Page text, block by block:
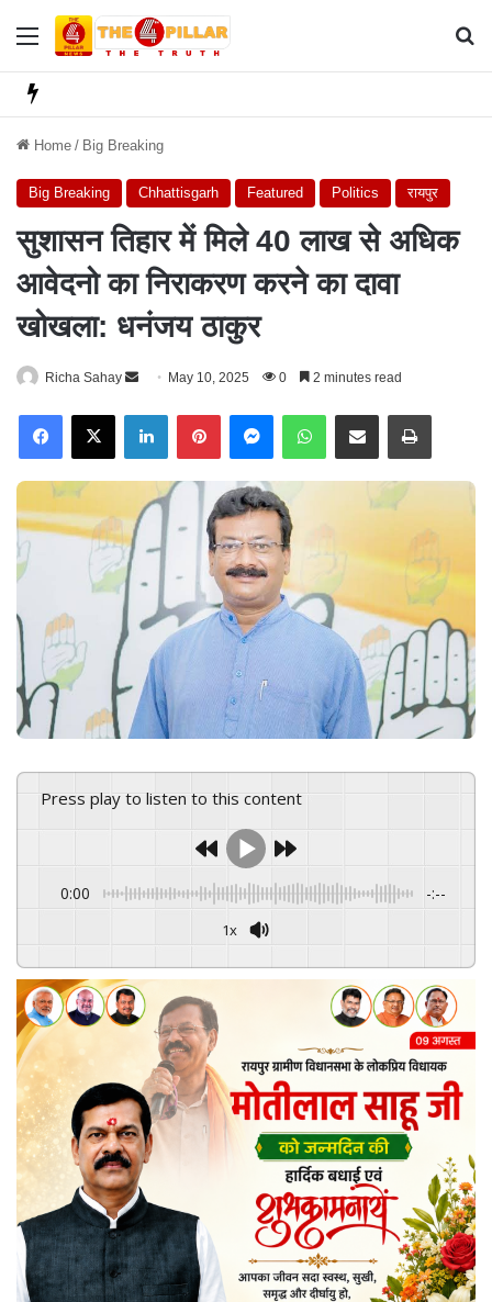
Menu
Home / Big Breaking
Big Breaking Chhattisgarh Featured Politics रायपुर
सुशासन तिहार में मिले 40 लाख से अधिक
आवेदनो का निराकरण करने का दावा
खोखला: धनंजय ठाकुर
Richa Sahay
n
d
a
n
a
May 10, 2025 0 2 minutes read
X
Press play to listen to this content
0:00 -:--
1x